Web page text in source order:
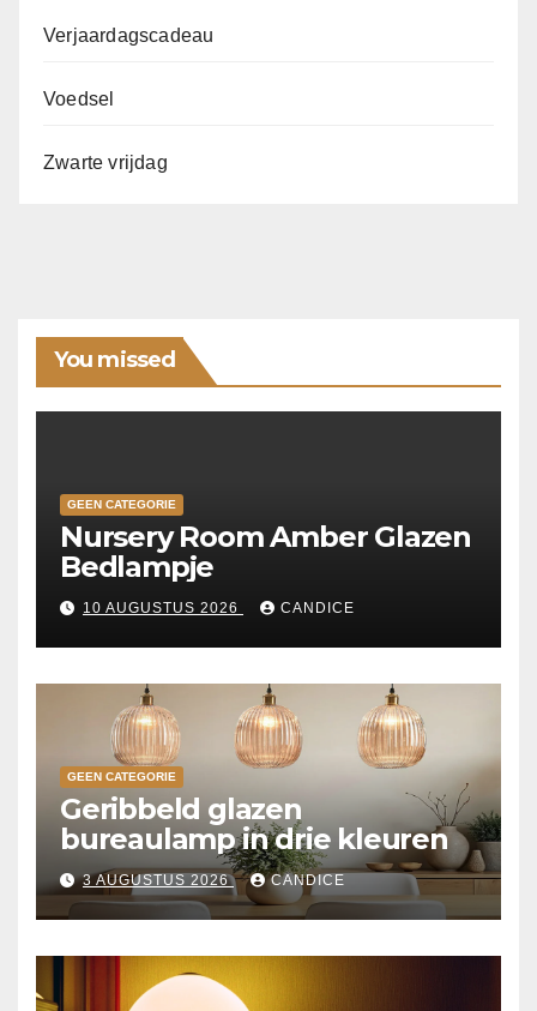
Verjaardagscadeau
Voedsel
Zwarte vrijdag
You missed
GEEN CATEGORIE
Nursery Room Amber Glazen
Bedlampje
10 AUGUSTUS 2026 CANDICE
GEEN CATEGORIE
Geribbeld glazen
bureaulamp in drie kleuren
3 AUGUSTUS 2026 CANDICE